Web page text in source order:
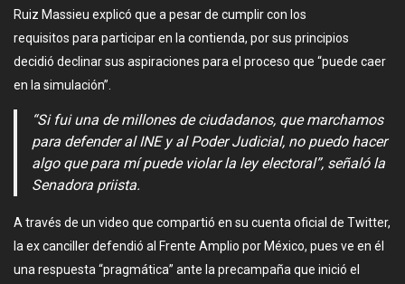
Ruiz Massieu explicó que a pesar de cumplir con los
requisitos para participar en la contienda, por sus principios
decidió declinar sus aspiraciones para el proceso que “puede caer
en la simulación”.
“Si fui una de millones de ciudadanos, que marchamos
para defender al INE y al Poder Judicial, no puedo hacer
algo que para mí puede violar la ley electoral”, señaló la
Senadora priista.
A través de un video que compartió en su cuenta oficial de Twitter,
la ex canciller defendió al Frente Amplio por México, pues ve en él
una respuesta “pragmática” ante la precampaña que inició el